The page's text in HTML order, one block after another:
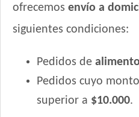
Gran Campeón Gato Adulto
Handler Gato Adulto
Infinity Gato Adulto
Iron Pet Gato Adulto
Jaspe Gato Adulto
ofrecemos envío a
siguientes condiciones:
Pedidos de
Pedidos cuyo
superior a $10.000.